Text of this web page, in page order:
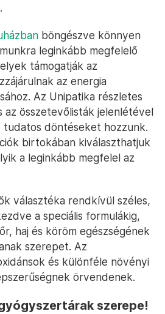
böngészve könnyen
leginkább megfelelő
támogatják az
az energia
Az Unipatika részletes
az összetevőlisták jelenlétével
döntéseket hozzunk.
birtokában kiválaszthatjuk
a leginkább megfelel az
választéka rendkívül széles,
a speciális formulákig,
haj és köröm egészségének
szerepet. Az
és különféle növényi
örvendenek.
szerepe!